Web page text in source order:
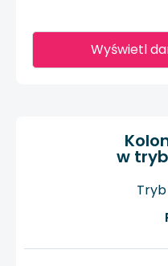
Wyświetl
w